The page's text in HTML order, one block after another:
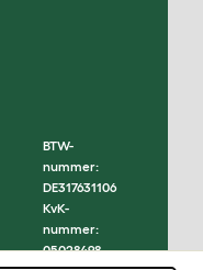
BTW-
nummer:
DE317631106
KvK-
nummer:
05028498